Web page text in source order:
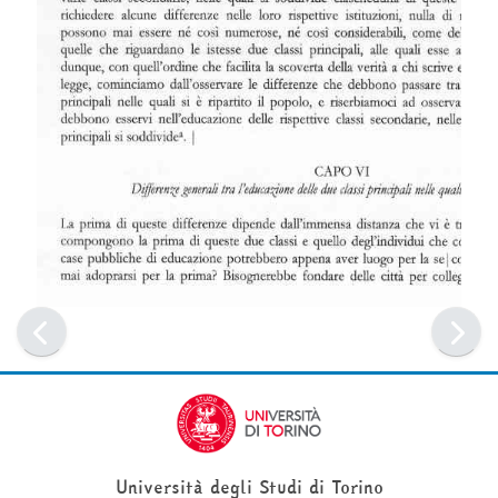
Università degli Studi di Torino